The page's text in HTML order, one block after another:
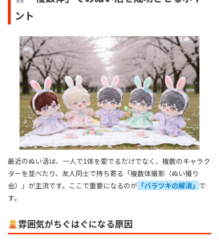
ント
最近のぬい活は、一人で1体を愛でるだけでなく、複数のキャラク
ターを並べたり、友人同士で持ち寄る「複数体撮影（ぬい撮り
会）」が主流です。ここで重要になるのが 「バラツキの解消」 で
す。
雰囲気がちぐはぐになる原因